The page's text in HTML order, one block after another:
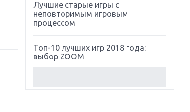
Лучшие старые игры с
неповторимым игровым
процессом
Топ-10 лучших игр 2018 года:
выбор ZOOM